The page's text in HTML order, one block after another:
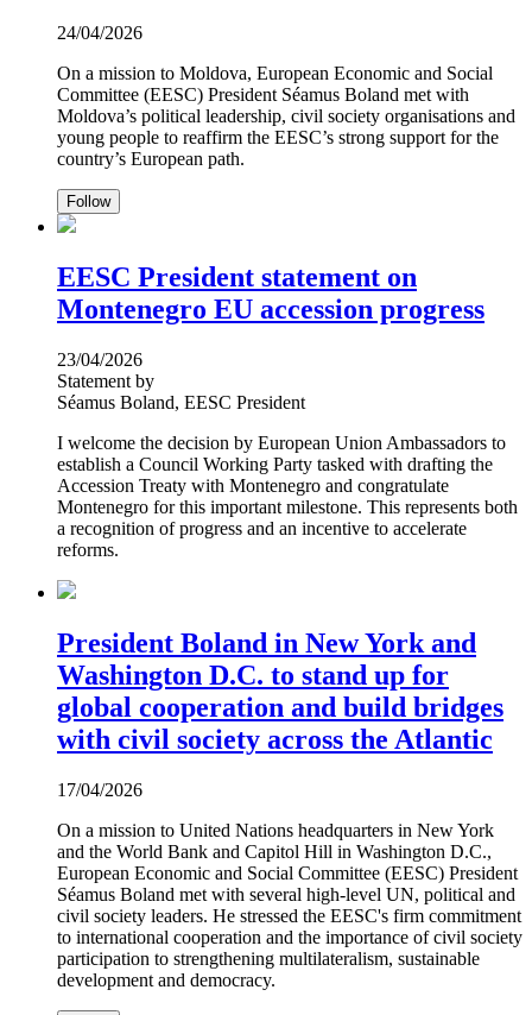
24/04/2026
On a mission to Moldova, European Economic and Social
Committee (EESC) President Séamus Boland met with
Moldova’s political leadership, civil society organisations and
young people to reaffirm the EESC’s strong support for the
country’s European path.
Follow
EESC President statement on
Montenegro EU accession progress
23/04/2026
Statement by
Séamus Boland, EESC President
I welcome the decision by European Union Ambassadors to
establish a Council Working Party tasked with drafting the
Accession Treaty with Montenegro and congratulate
Montenegro for this important milestone. This represents both
a recognition of progress and an incentive to accelerate
reforms.
President Boland in New York and
Washington D.C. to stand up for
global cooperation and build bridges
with civil society across the Atlantic
17/04/2026
On a mission to United Nations headquarters in New York
and the World Bank and Capitol Hill in Washington D.C.,
European Economic and Social Committee (EESC) President
Séamus Boland met with several high-level UN, political and
civil society leaders. He stressed the EESC's firm commitment
to international cooperation and the importance of civil society
participation to strengthening multilateralism, sustainable
development and democracy.